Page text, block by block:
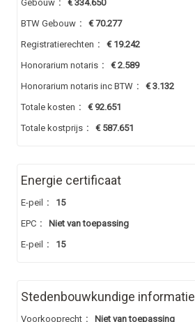
Gebouw :
€ 334.650
BTW Gebouw :
€ 70.277
Registratierechten :
€ 19.242
Honorarium notaris :
€ 2.589
Honorarium notaris inc BTW :
€ 3.132
Totale kosten :
€ 92.651
Totale kostprijs : € 587.651
Energie certificaat
E-peil :
15
EPC :
Niet van toepassing
E-peil : 15
Stedenbouwkundige informatie
Voorkooprecht :
Niet van toepassing